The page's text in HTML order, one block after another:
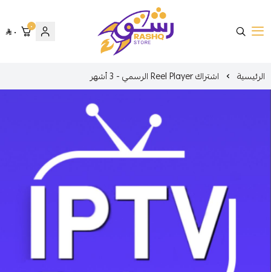
متجر رشق
٠ ٠
الرئيسية اشتراك Reel Player الرسمي - 3 أشهر